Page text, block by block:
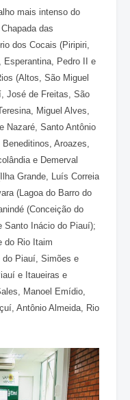
mais intenso do
das
dos Cocais (Piripiri,
Esperantina, Pedro II e
(Altos, São Miguel
José de Freitas, São
Miguel Alves,
Nazaré, Santo Antônio
Aroazes,
e Demerval
Grande, Luís Correia
(Lagoa do Barro do
(Conceição do
Santo Inácio do Piauí);
do Rio Itaim
do Piauí, Simões e
e Itaueiras e
Manoel Emídio,
Antônio Almeida, Rio